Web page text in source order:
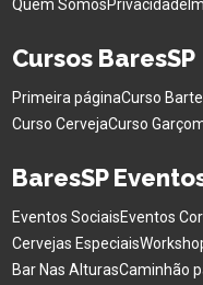
Quem SomosPrivacidade
Cursos BaresSP
Primeira páginaCurso
Curso CervejaCurso
BaresSP
Eventos SociaisEventos
Cervejas Especiais
Bar Nas AlturasCaminhão